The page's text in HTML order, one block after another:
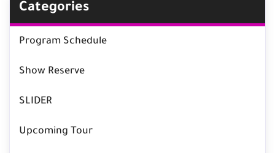
Categories
Program Schedule
Show Reserve
SLIDER
Upcoming Tour